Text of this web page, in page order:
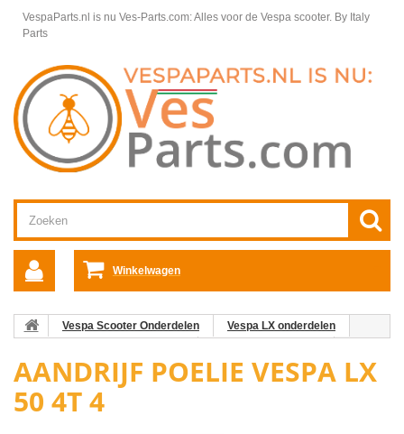
VespaParts.nl is nu Ves-Parts.com: Alles voor de Vespa scooter. By Italy
Parts
Winkelwagen
Vespa Scooter Onderdelen
Vespa LX onderdelen
Aandrijf Poelie Vespa LX 50 4T 4
AANDRIJF POELIE VESPA LX
50 4T 4